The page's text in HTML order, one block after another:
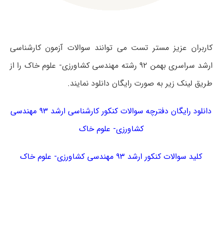
کاربران عزیز مستر تست می توانند سوالات آزمون کارشناسی
ارشد سراسری بهمن ۹۲ رشته مهندسی کشاورزی- علوم خاک را از
طریق لینک زیر به صورت رایگان دانلود نمایند.
دانلود رایگان دفترچه سوالات کنکور کارشناسی ارشد ۹۳ مهندسی
کشاورزی- علوم خاک
کلید سوالات کنکور ارشد ۹۳ مهندسی کشاورزی- علوم خاک